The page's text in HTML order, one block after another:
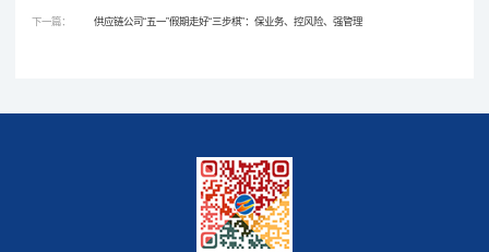
下一篇： 供应链公司“五一”假期走好“三步棋”：保业务、控风险、强管理